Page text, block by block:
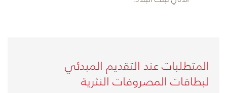
​المتطلبات عند التقديم المبدئي
لبطاقات المصروفات النثرية